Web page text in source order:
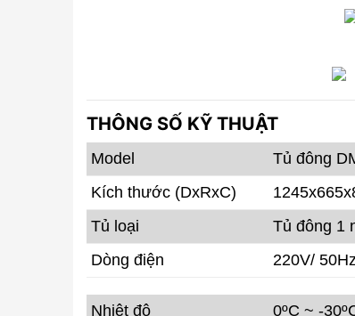
THÔNG SỐ KỸ THUẬT
Model
Tủ đông
Kích thước (DxRxC)
Tủ loại
Tủ đông 1
Dòng điện
220V/ 50Hz
Nhiệt độ
0ºC ~ -